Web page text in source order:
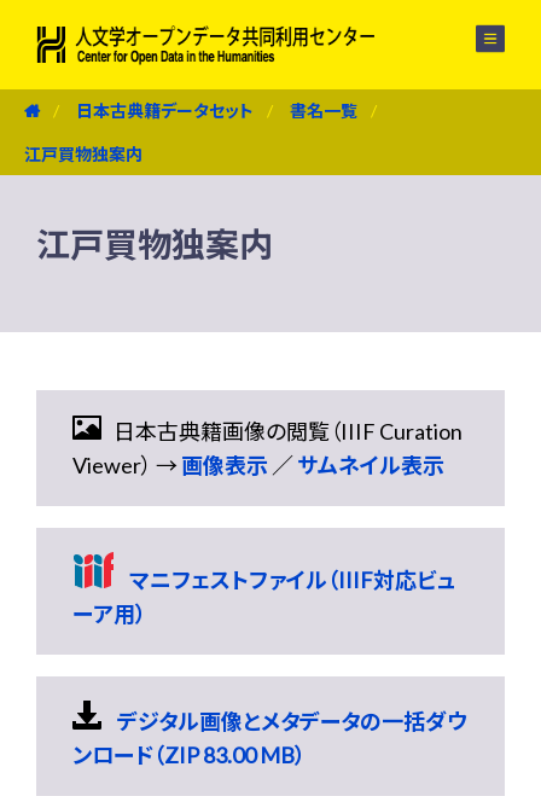
日本古典籍データセット 書名一覧
江戸買物独案内
江戸買物独案内
日本古典籍画像の閲覧（IIIF Curation
Viewer） →画像表示 ／サムネイル表示
マニフェストファイル（IIIF対応ビュ
ーア用）
デジタル画像とメタデータの一括ダウ
ンロード（ZIP 83.00 MB）